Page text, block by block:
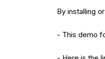
By installing
- This demo